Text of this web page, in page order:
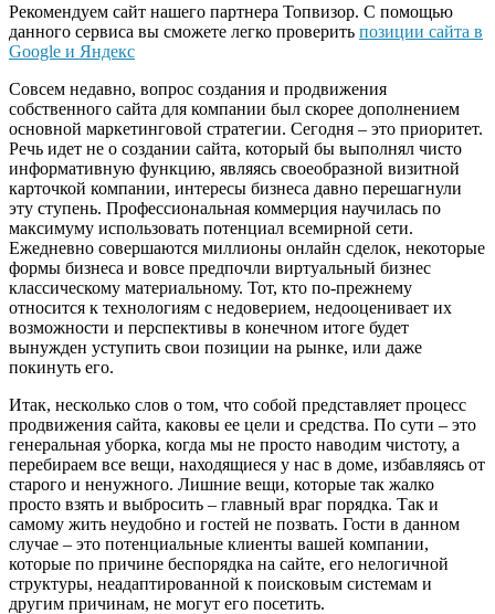
Рекомендуем сайт нашего партнера Топвизор. С помощью
данного сервиса вы сможете легко проверить позиции сайта в
Google и Яндекс
Совсем недавно, вопрос создания и продвижения
собственного сайта для компании был скорее дополнением
основной маркетинговой стратегии. Сегодня – это приоритет.
Речь идет не о создании сайта, который бы выполнял чисто
информативную функцию, являясь своеобразной визитной
карточкой компании, интересы бизнеса давно перешагнули
эту ступень. Профессиональная коммерция научилась по
максимуму использовать потенциал всемирной сети.
Ежедневно совершаются миллионы онлайн сделок, некоторые
формы бизнеса и вовсе предпочли виртуальный бизнес
классическому материальному. Тот, кто по-прежнему
относится к технологиям с недоверием, недооценивает их
возможности и перспективы в конечном итоге будет
вынужден уступить свои позиции на рынке, или даже
покинуть его.
Итак, несколько слов о том, что собой представляет процесс
продвижения сайта, каковы ее цели и средства. По сути – это
генеральная уборка, когда мы не просто наводим чистоту, а
перебираем все вещи, находящиеся у нас в доме, избавляясь от
старого и ненужного. Лишние вещи, которые так жалко
просто взять и выбросить – главный враг порядка. Так и
самому жить неудобно и гостей не позвать. Гости в данном
случае – это потенциальные клиенты вашей компании,
которые по причине беспорядка на сайте, его нелогичной
структуры, неадаптированной к поисковым системам и
другим причинам, не могут его посетить.